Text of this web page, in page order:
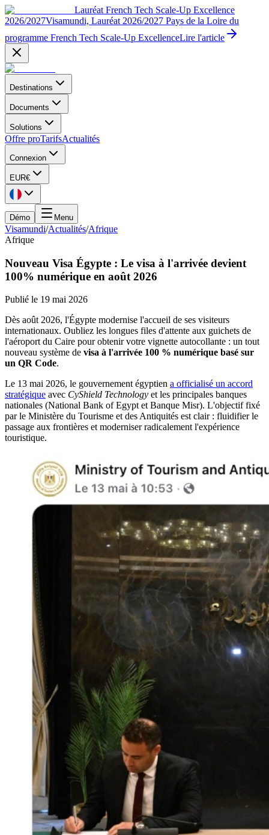
Lauréat French Tech Scale-Up Excellence
2026/2027Visamundi, Lauréat 2026/2027 Pays de la Loire du
programme French Tech Scale-Up ExcellenceLire l'article
Destinations
Documents
Solutions
Offre proTarifsActualités
Connexion
EUR€
Démo Menu
Visamundi/Actualités/Afrique
Afrique
Nouveau Visa Égypte : Le visa à l'arrivée devient
100% numérique en août 2026
Publié le 19 mai 2026
Dès août 2026, l'Égypte modernise l'accueil de ses visiteurs
internationaux. Oubliez les longues files d'attente aux guichets de
l'aéroport du Caire pour obtenir votre vignette autocollante : un tout
nouveau système de visa à l'arrivée 100 % numérique basé sur
un QR Code.
Le 13 mai 2026, le gouvernement égyptien a officialisé un accord
stratégique avec CyShield Technology et les principales banques
nationales (National Bank of Egypt et Banque Misr). L'objectif fixé
par le Ministère du Tourisme et des Antiquités est clair : fluidifier le
passage aux frontières et moderniser radicalement l'expérience
touristique.